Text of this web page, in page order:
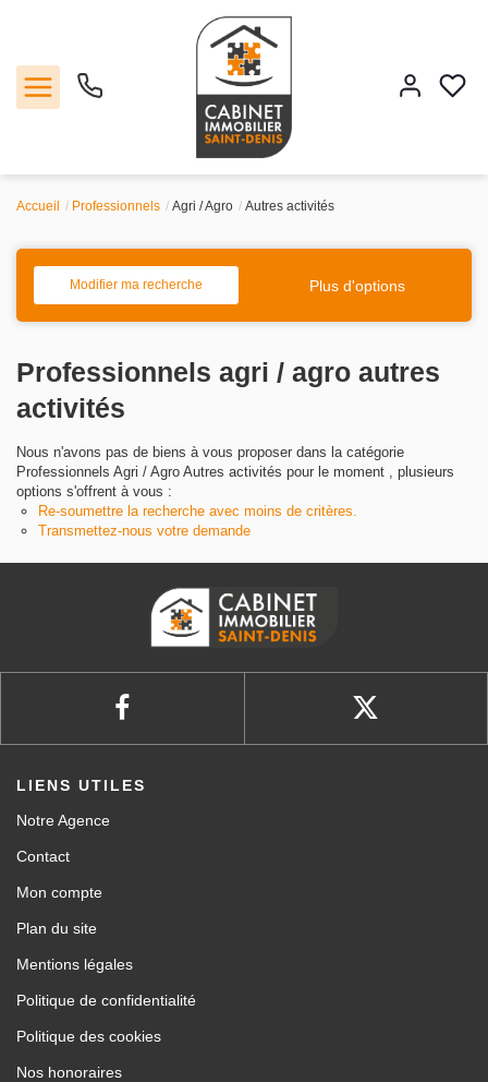
Location
Agence
Contact
Accueil Professionnels Agri / Agro Autres activités
Modifier ma recherche Plus d'options
Professionnels agri / agro autres
activités
Nous n'avons pas de biens à vous proposer dans la catégorie
Professionnels Agri / Agro Autres activités pour le moment , plusieurs
options s'offrent à vous :
Re-soumettre la recherche avec moins de critères.
Transmettez-nous votre demande
LIENS UTILES
Notre Agence
Contact
Mon compte
Plan du site
Mentions légales
Politique de confidentialité
Politique des cookies
Nos honoraires